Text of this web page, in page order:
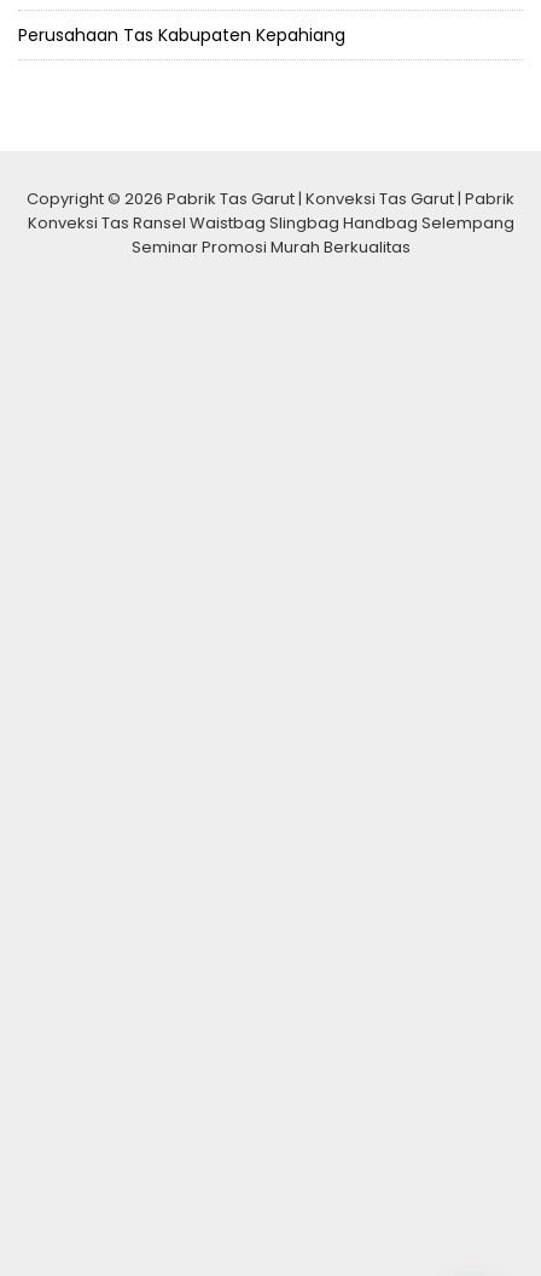
Perusahaan Tas Kabupaten Kepahiang
Copyright © 2026 Pabrik Tas Garut | Konveksi Tas Garut | Pabrik
Konveksi Tas Ransel Waistbag Slingbag Handbag Selempang
Seminar Promosi Murah Berkualitas